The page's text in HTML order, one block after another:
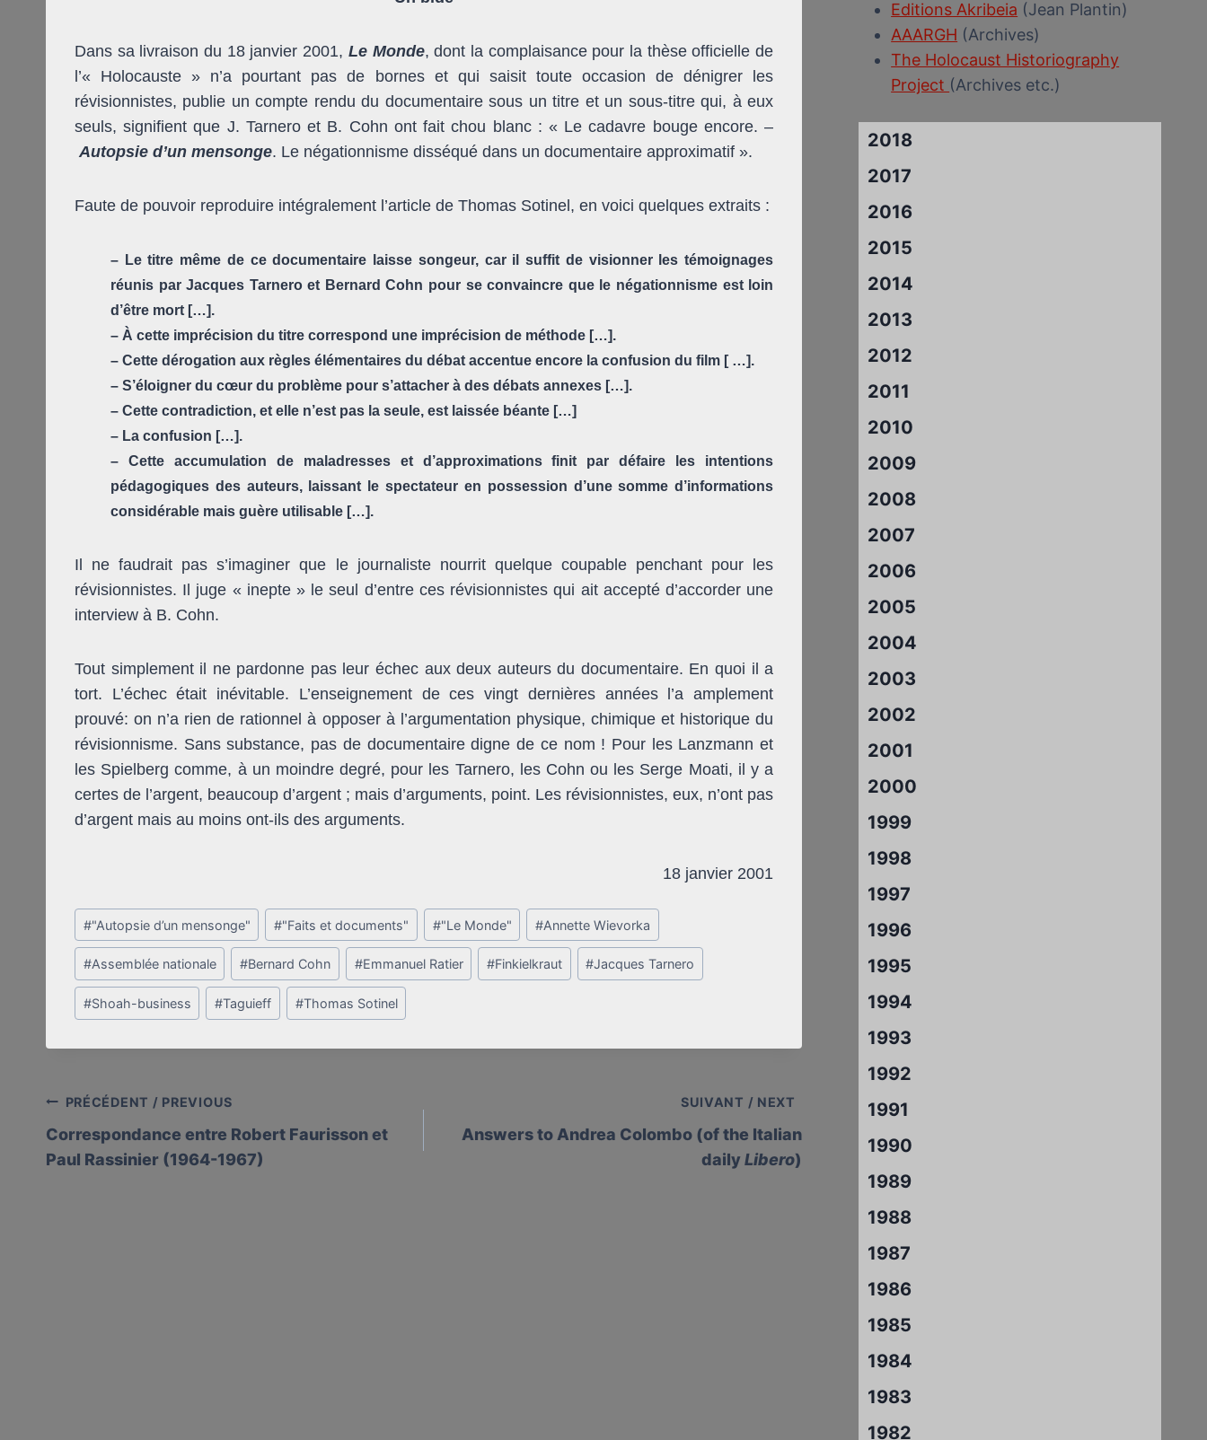
Dans sa livraison du 18 janvier 2001, Le Monde, dont la complaisance pour la thèse officielle de
l’« Holocauste » n’a pourtant pas de bornes et qui saisit toute occasion de dénigrer les
révisionnistes, publie un compte rendu du documentaire sous un titre et un sous-titre qui, à eux
seuls, signifient que J. Tarnero et B. Cohn ont fait chou blanc : « Le cadavre bouge encore. –
Autopsie d’un mensonge. Le négationnisme disséqué dans un documentaire approximatif ».
Faute de pouvoir reproduire intégralement l’article de Thomas Sotinel, en voici quelques extraits :
– Le titre même de ce documentaire laisse songeur, car il suffit de visionner les témoignages
réunis par Jacques Tarnero et Bernard Cohn pour se convaincre que le négationnisme est loin
d’être mort […].
– À cette imprécision du titre correspond une imprécision de méthode […].
– Cette dérogation aux règles élémentaires du débat accentue encore la confusion du film [ …].
– S’éloigner du cœur du problème pour s’attacher à des débats annexes […].
– Cette contradiction, et elle n’est pas la seule, est laissée béante […]
– La confusion […].
– Cette accumulation de maladresses et d’approximations finit par défaire les intentions
pédagogiques des auteurs, laissant le spectateur en possession d’une somme d’informations
considérable mais guère utilisable […].
Il ne faudrait pas s’imaginer que le journaliste nourrit quelque coupable penchant pour les
révisionnistes. Il juge « inepte » le seul d’entre ces révisionnistes qui ait accepté d’accorder une
interview à B. Cohn.
Tout simplement il ne pardonne pas leur échec aux deux auteurs du documentaire. En quoi il a
tort. L’échec était inévitable. L’enseignement de ces vingt dernières années l’a amplement
prouvé: on n’a rien de rationnel à opposer à l’argumentation physique, chimique et historique du
révisionnisme. Sans substance, pas de documentaire digne de ce nom ! Pour les Lanzmann et
les Spielberg comme, à un moindre degré, pour les Tarnero, les Cohn ou les Serge Moati, il y a
certes de l’argent, beaucoup d’argent ; mais d’arguments, point. Les révisionnistes, eux, n’ont pas
d’argent mais au moins ont-ils des arguments.
18 janvier 2001
Post
Tags:
#"Autopsie d’un mensonge" #"Faits et documents" #"Le Monde" #Annette Wievorka
#Assemblée nationale #Bernard Cohn #Emmanuel Ratier #Finkielkraut #Jacques Tarnero
#Shoah-business #Taguieff #Thomas Sotinel
Post
navigation
PRÉCÉDENT / PREVIOUS
Correspondance entre Robert Faurisson et
Paul Rassinier (1964-1967)
SUIVANT / NEXT
Answers to Andrea Colombo (of the Italian
dailyLibero)
Editions Akribeia (Jean Plantin)
AAARGH (Archives)
The Holocaust Historiography
Project (Archives etc.)
2018
2017
2016
2015
2014
2013
2012
2011
2010
2009
2008
2007
2006
2005
2004
2003
2002
2001
2000
1999
1998
1997
1996
1995
1994
1993
1992
1991
1990
1989
1988
1987
1986
1985
1984
1983
1982